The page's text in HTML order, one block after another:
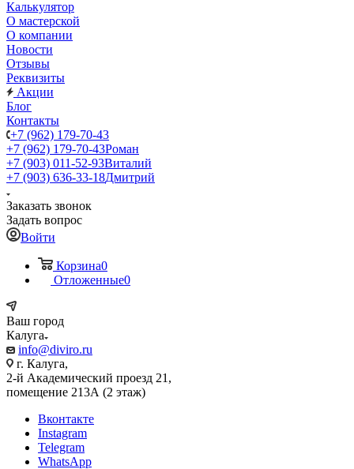
Калькулятор
О мастерской
О компании
Новости
Отзывы
Реквизиты
Акции
Блог
Контакты
+7 (962) 179-70-43
+7 (962) 179-70-43Роман
+7 (903) 011-52-93Виталий
+7 (903) 636-33-18Дмитрий
Заказать звонок
Задать вопрос
Войти
Корзина0
Отложенные0
Ваш город
Калуга
info@diviro.ru
г. Калуга,
2-й Академический проезд 21,
помещение 213А (2 этаж)
Вконтакте
Instagram
Telegram
WhatsApp